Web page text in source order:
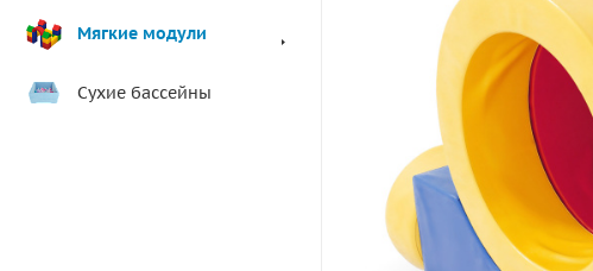
Мягкие модули
Сухие бассейны